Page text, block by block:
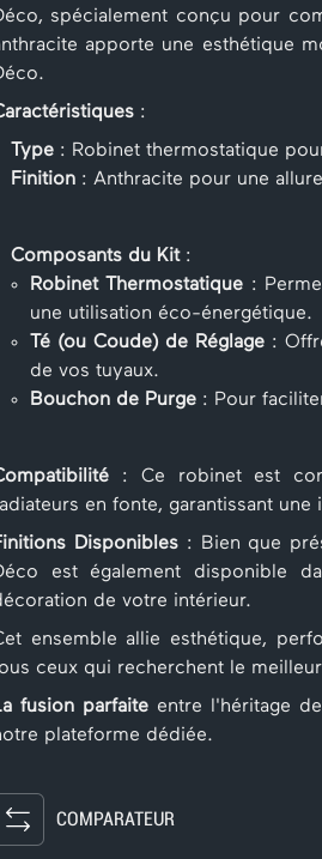
spécialement conçu pour
apporte une esthétique
:
Type : Robinet thermostatique
Finition : Anthracite pour une
Composants du Kit:
Robinet Thermostatique :
une utilisation éco-énergétique.
Té (ou Coude) de Réglage :
de vos tuyaux.
Bouchon de Purge : Pour
: Ce robinet est
en fonte, garantissant
Disponibles: Bien que
est également disponible
de votre intérieur.
ensemble allie esthétique,
ceux qui recherchent le
fusion parfaite entre l'héritage
plateforme dédiée.
COMPARATEUR